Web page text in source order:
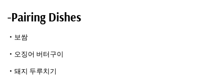
-Pairing Dishes
・보쌈
・오징어 버터구이
・돼지 두루치기